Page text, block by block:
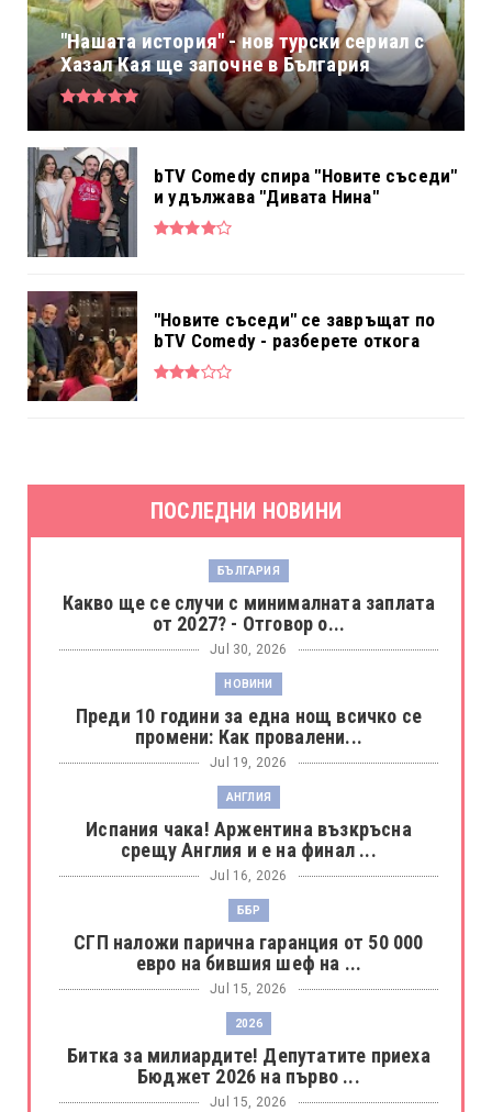
"Нашата история" - нов турски сериал с
Хазал Кая ще започне в България
bTV Comedy спира "Новите съседи"
и удължава "Дивата Нина"
"Новите съседи" се завръщат по
bTV Comedy - разберете откога
ПОСЛЕДНИ НОВИНИ
БЪЛГАРИЯ
Какво ще се случи с минималната заплата
от 2027? - Отговор о...
Jul 30, 2026
НОВИНИ
Преди 10 години за една нощ всичко се
промени: Как провалени...
Jul 19, 2026
АНГЛИЯ
Испания чака! Аржентина възкръсна
срещу Англия и е на финал ...
Jul 16, 2026
ББР
СГП наложи парична гаранция от 50 000
евро на бившия шеф на ...
Jul 15, 2026
2026
Битка за милиардите! Депутатите приеха
Бюджет 2026 на първо ...
Jul 15, 2026